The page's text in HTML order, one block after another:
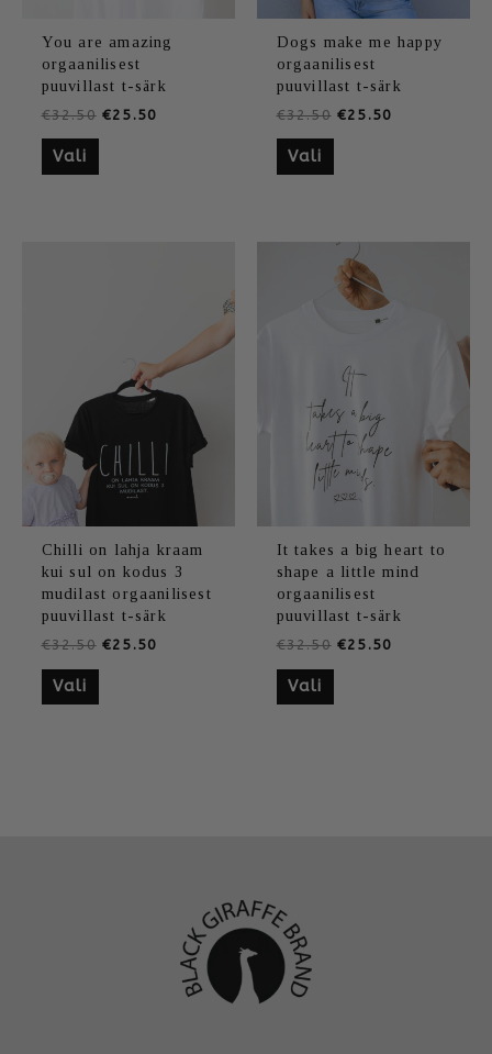
You are amazing
orgaanilisest
puuvillast t-särk
€32.50 €25.50
Vali
Dogs make me happy
orgaanilisest
puuvillast t-särk
€32.50 €25.50
Vali
Chilli on lahja kraam
kui sul on kodus 3
mudilast orgaanilisest
puuvillast t-särk
€32.50 €25.50
Vali
Valikuid
saab
tootelehel.
It takes a big heart to
shape a little mind
orgaanilisest
puuvillast t-särk
€32.50
Algne
hind
oli:
€32.50.
€25.50
Vali
Sellel
tootel
on
saab
teha
tootelehel.